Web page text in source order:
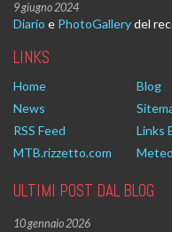
9 giugno 2024
Diario e PhotoGallerydel
LINKS
Home Blog
News
RSS Feed
Links
MTB.rizzetto.com
ULTIMI POST DAL BLOG
10 gennaio 2026